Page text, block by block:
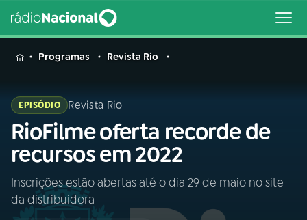
MENU
Buscar
na
Rádio
Nacional
Buscar
Programas Revista Rio
EPISÓDIO Revista Rio
RioFilme oferta recorde de
recursos em 2022
Inscrições estão abertas até o dia 29 de maio no site
da distribuidora